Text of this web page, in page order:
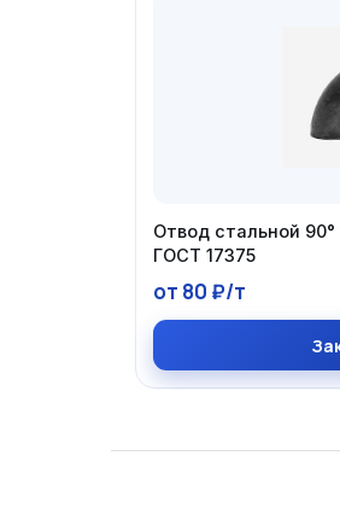
Отвод стальной
ГОСТ 17375
от 80 ₽/т